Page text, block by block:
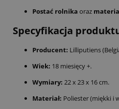
Postać rolnika oraz
Specyfikacja
Producent: Lilliputiens
Wiek: 18 miesięcy +.
Wymiary: 22 x 23 x 16 cm.
Materiał: Poliester (miękki i